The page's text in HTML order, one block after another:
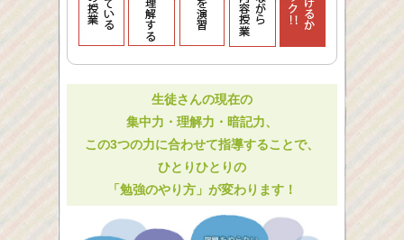
生徒さんの現在の
集中力・理解力・暗記力、
この3つの力に合わせて指導することで、
ひとりひとりの
「勉強のやり方」が変わります！